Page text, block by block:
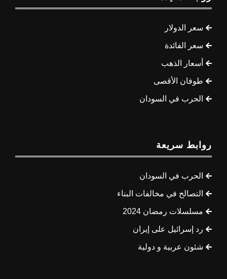
سعر الدولار
سعر الفائدة
أسعار الذهب
طوفان الأقصى
الحرب في السودان
روابط سريعة
الحرب في السودان
التصالح في مخالفات البناء
مسلسلات رمضان 2024
رد إسرائيل على إيران
شئون عربية و دولية